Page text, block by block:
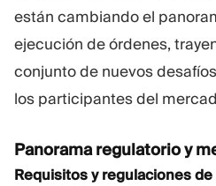
están cambiando el
ejecución de órdenes,
conjunto de nuevos
los participantes del
Panorama regulatorio y
Requisitos y regulaciones